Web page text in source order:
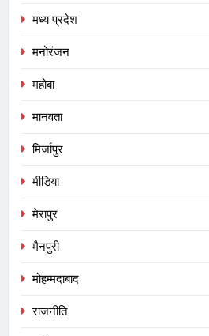
मध्य प्रदेश
मनोरंजन
महोबा
मानवता
मिर्जापुर
मीडिया
मेरापुर
मैनपुरी
मोहम्मदाबाद
राजनीति